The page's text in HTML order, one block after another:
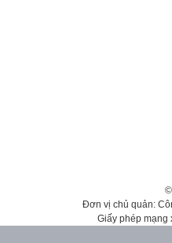
Đơn vị chủ quản:
Giấy phép mạng